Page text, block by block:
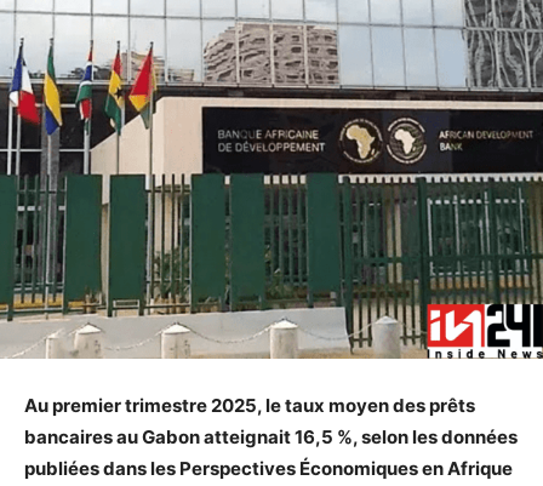
Au premier trimestre 2025, le taux moyen des prêts
bancaires au Gabon atteignait 16,5 %, selon les données
publiées dans les Perspectives Économiques en Afrique